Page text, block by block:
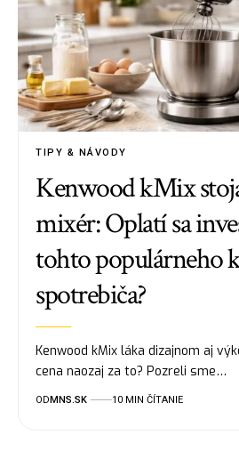
TIPY & NÁVODY
Kenwood kMix
mixér: Oplatí sa
tohto populárneho
spotrebiča?
Kenwood kMix láka dizajnom aj
cena naozaj za to? Pozreli sme…
ODMNS.SK 10 MIN ČÍTANIE